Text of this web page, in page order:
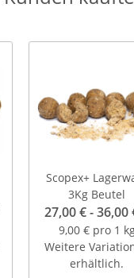
Scopex+
3Kg Beutel
27,00 € -36,00
9,00 € pro 1
Weitere
erhältlich.